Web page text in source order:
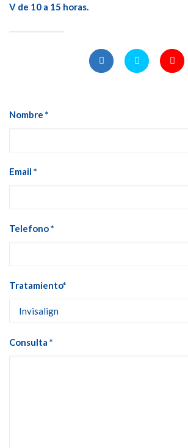
V de 10 a 15 horas.
Nombre *
Email *
Telefono *
Tratamiento*
Consulta *